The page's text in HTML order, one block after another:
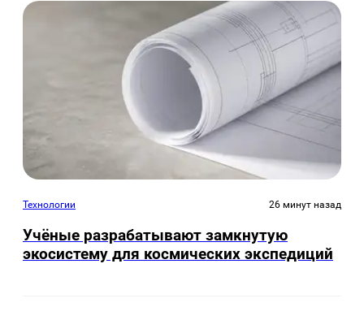
Технологии 26 минут назад
Учёные разрабатывают замкнутую
экосистему для космических экспедиций